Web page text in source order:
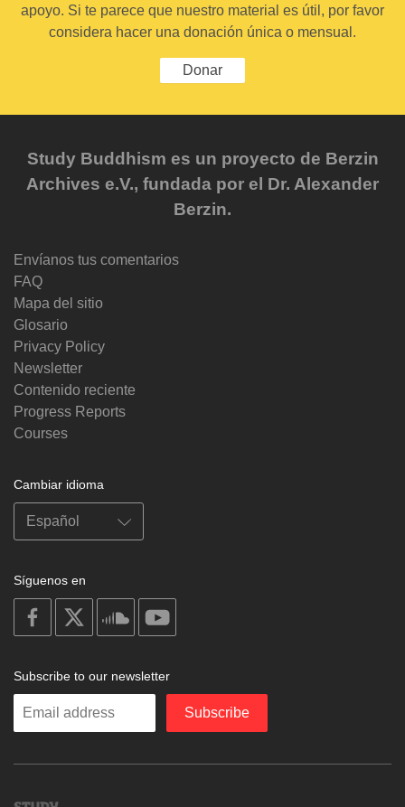
apoyo. Si te parece que nuestro material es útil, por favor
considera hacer una donación única o mensual.
Donar
Study Buddhism es un proyecto de Berzin
Archives e.V., fundada por el Dr. Alexander
Berzin.
Envíanos tus comentarios
FAQ
Mapa del sitio
Glosario
Privacy Policy
Newsletter
Contenido reciente
Progress Reports
Courses
Cambiar idioma
Síguenos en
on
facebook
soundcloud
Subscribe to our newsletter
Enter
Subscribe